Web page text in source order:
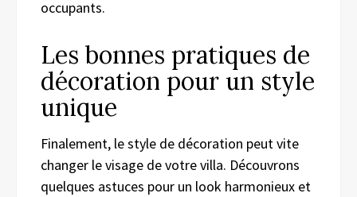
occupants.
Les bonnes pratiques de
décoration pour un style
unique
Finalement, le style de décoration peut vite
changer le visage de votre villa. Découvrons
quelques astuces pour un look harmonieux et